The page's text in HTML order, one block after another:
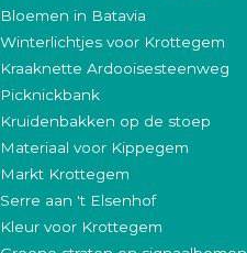
Bloemen in Batavia
Winterlichtjes voor Krottegem
Kraaknette Ardooisesteenweg
Picknickbank
Kruidenbakken op de stoep
Materiaal voor Kippegem
Markt Krottegem
Serre aan 't Elsenhof
Kleur voor Krottegem